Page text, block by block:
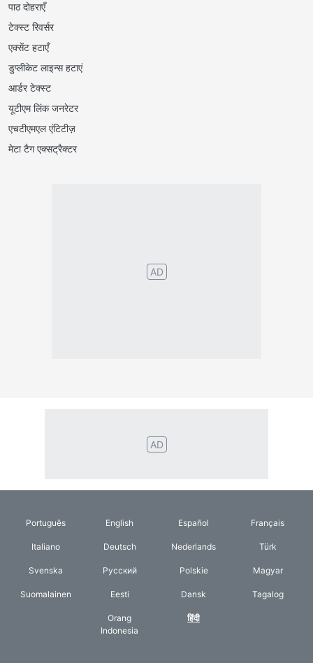
पाठ दोहराएँ
टेक्स्ट रिवर्सर
एक्सेंट हटाएँ
डुप्लीकेट लाइन्स हटाएं
आर्डर टेक्स्ट
यूटीएम लिंक जनरेटर
एचटीएमएल एंटिटीज़
मेटा टैग एक्सट्रैक्टर